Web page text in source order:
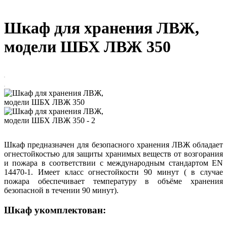
Шкаф для хранения ЛВЖ,
модели ШБХ ЛВЖ 350
Шкаф предназначен для безопасного хранения ЛВЖ обладает
огнестойкостью для защиты хранимых веществ от возгорания
и пожара в соответствии с международным стандартом ЕN
14470-1. Имеет класс огнестойкости 90 минут ( в случае
пожара обеспечивает температуру в объёме хранения
безопасной в течении 90 минут).
Шкаф укомплектован: